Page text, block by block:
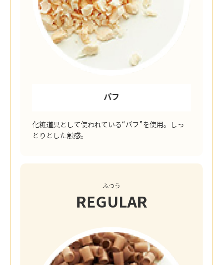
パフ
化粧道具として使われている“パフ”を使用。しっ
とりとした触感。
ふつう
REGULAR